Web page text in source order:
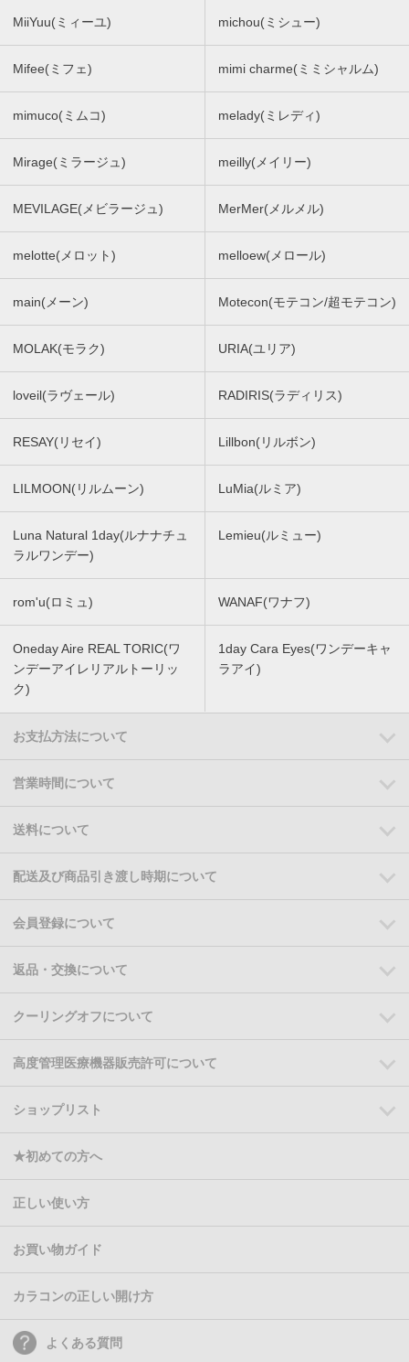
MiiYuu(ミィーユ) michou(ミシュー)
Mifee(ミフェ) mimi charme(ミミシャルム)
mimuco(ミムコ) melady(ミレディ)
Mirage(ミラージュ) meilly(メイリー)
MEVILAGE(メビラージュ) MerMer(メルメル)
melotte(メロット) melloew(メロール)
main(メーン) Motecon(モテコン/超モテコン)
MOLAK(モラク) URIA(ユリア)
loveil(ラヴェール) RADIRIS(ラディリス)
RESAY(リセイ) Lillbon(リルボン)
LILMOON(リルムーン) LuMia(ルミア)
Luna Natural 1day(ルナナチュ
ラルワンデー)
Lemieu(ルミュー)
rom'u(ロミュ) WANAF(ワナフ)
Oneday Aire REAL TORIC(ワ
ンデーアイレリアルトーリッ
ク)
1day Cara Eyes(ワンデーキャ
ラアイ)
お支払方法について
営業時間について
送料について
配送及び商品引き渡し時期について
会員登録について
返品・交換について
クーリングオフについて
高度管理医療機器販売許可について
ショップリスト
★初めての方へ
正しい使い方
お買い物ガイド
カラコンの正しい開け方
よくある質問